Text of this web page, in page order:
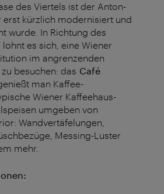
des Viertels ist der Anton-
erst kürzlich modernisiert und
wurde. In Richtung des
es sich, eine Wiener
im angrenzenden
besuchen: das Café
man Kaffee-
Wiener Kaffeehaus-
umgeben von
Wandvertäfelungen,
Messing-Luster
mehr.